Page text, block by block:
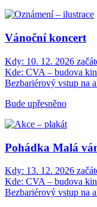
Vánoční koncert
Kdy: 10. 12. 2026
Kde: CVA – budova
Bezbariérový vstup na
Bude upřesněno
Pohádka Malá
Kdy: 13. 12. 2026
Kde: CVA – budova
Bezbariérový vstup na